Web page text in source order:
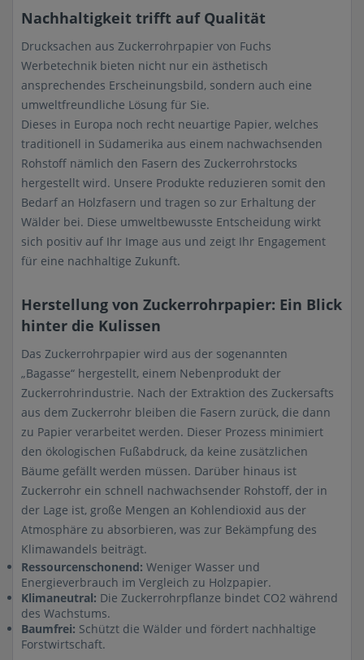
Nachhaltigkeit trifft auf Qualität
Drucksachen aus Zuckerrohrpapier von Fuchs
Werbetechnik bieten nicht nur ein ästhetisch
ansprechendes Erscheinungsbild, sondern auch eine
umweltfreundliche Lösung für Sie.
Dieses in Europa noch recht neuartige Papier, welches
traditionell in Südamerika aus einem nachwachsenden
Rohstoff nämlich den Fasern des Zuckerrohrstocks
hergestellt wird. Unsere Produkte reduzieren somit den
Bedarf an Holzfasern und tragen so zur Erhaltung der
Wälder bei. Diese umweltbewusste Entscheidung wirkt
sich positiv auf Ihr Image aus und zeigt Ihr Engagement
für eine nachhaltige Zukunft.
Herstellung von Zuckerrohrpapier: Ein Blick
hinter die Kulissen
Das Zuckerrohrpapier wird aus der sogenannten
„Bagasse“ hergestellt, einem Nebenprodukt der
Zuckerrohrindustrie. Nach der Extraktion des Zuckersafts
aus dem Zuckerrohr bleiben die Fasern zurück, die dann
zu Papier verarbeitet werden. Dieser Prozess minimiert
den ökologischen Fußabdruck, da keine zusätzlichen
Bäume gefällt werden müssen. Darüber hinaus ist
Zuckerrohr ein schnell nachwachsender Rohstoff, der in
der Lage ist, große Mengen an Kohlendioxid aus der
Atmosphäre zu absorbieren, was zur Bekämpfung des
Klimawandels beiträgt.
Ressourcenschonend: Weniger Wasser und
Energieverbrauch im Vergleich zu Holzpapier.
Klimaneutral: Die Zuckerrohrpflanze bindet CO2 während
des Wachstums.
Baumfrei: Schützt die Wälder und fördert nachhaltige
Forstwirtschaft.